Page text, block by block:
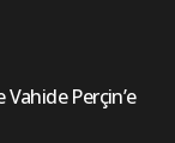
Perçin’e